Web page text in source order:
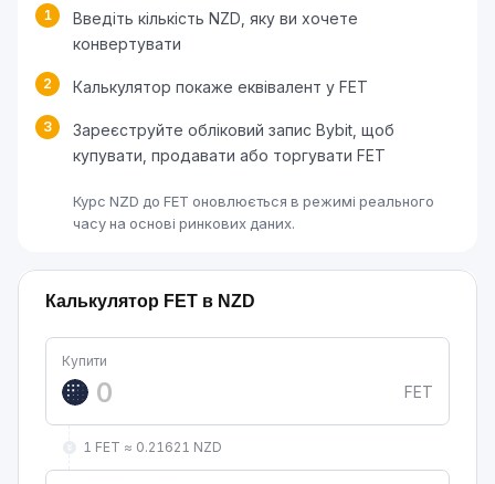
1
Введіть кількість NZD, яку ви хочете
конвертувати
2 Калькулятор покаже еквівалент у FET
3
Зареєструйте обліковий запис Bybit, щоб
купувати, продавати або торгувати FET
Курс NZD до FET оновлюється в режимі реального
часу на основі ринкових даних.
Калькулятор FET в NZD
Купити
FET
1 FET ≈ 0.21621 NZD